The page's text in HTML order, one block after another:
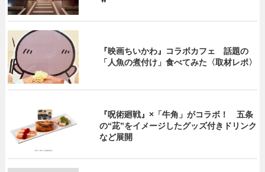
『映画ちいかわ』コラボカフェ 話題の
「人魚の煮付け」食べてみた〈取材レポ〉
『呪術廻戦』×「牛角」がコラボ！ 五条
の“茈”をイメージしたグッズ付きドリンク
など展開